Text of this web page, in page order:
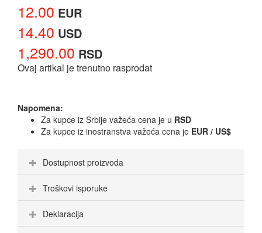
12.00 EUR
14.40 USD
1,290.00 RSD
Ovaj artikal je trenutno rasprodat
Napomena:
Za kupce iz Srbije važeća cena je u RSD
Za kupce iz inostranstva važeća cena je EUR / US$
Dostupnost proizvoda
Troškovi isporuke
Deklaracija